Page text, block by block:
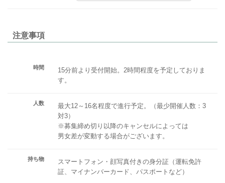
注意事項
時間
15分前より受付開始。2時間程度を予定しておりま
す。
人数
最大12～16名程度で進行予定。（最少開催人数：3
対3）
※募集締め切り以降のキャンセルによっては
男女差が変動する場合がございます。
持ち物
スマートフォン・顔写真付きの身分証（運転免許
証、マイナンバーカード、パスポートなど）